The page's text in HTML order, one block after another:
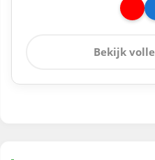
Bekijk